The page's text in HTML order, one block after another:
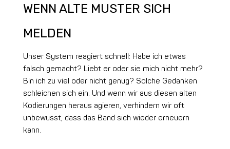
WENN ALTE MUSTER SICH
MELDEN
Unser System reagiert schnell: Habe ich etwas
falsch gemacht? Liebt er oder sie mich nicht mehr?
Bin ich zu viel oder nicht genug? Solche Gedanken
schleichen sich ein. Und wenn wir aus diesen alten
Kodierungen heraus agieren, verhindern wir oft
unbewusst, dass das Band sich wieder erneuern
kann.